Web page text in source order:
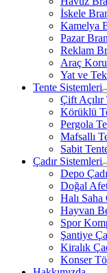
İskele
Kamelya
Pazar
Reklam
Araç
Yat ve
Tente Sistemleri
Çift Açılır
Körüklü
Pergola
Mafsallı
Sabit
Çadır Sistemleri
Depo
Doğal Afet
Halı Saha
Hayvan
Spor
Şantiye
Kiralık
Konser